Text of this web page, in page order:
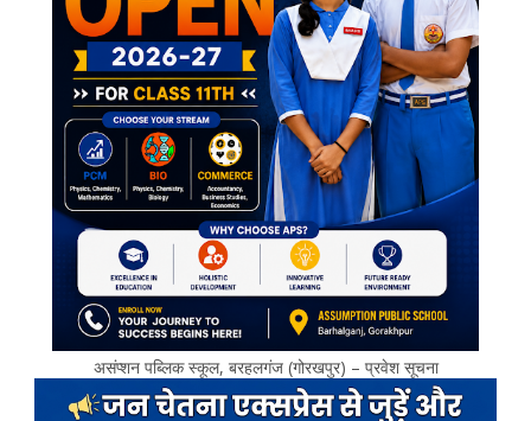
असंप्शन पब्लिक स्कूल, बरहलगंज (गोरखपुर) – प्रवेश सूचना